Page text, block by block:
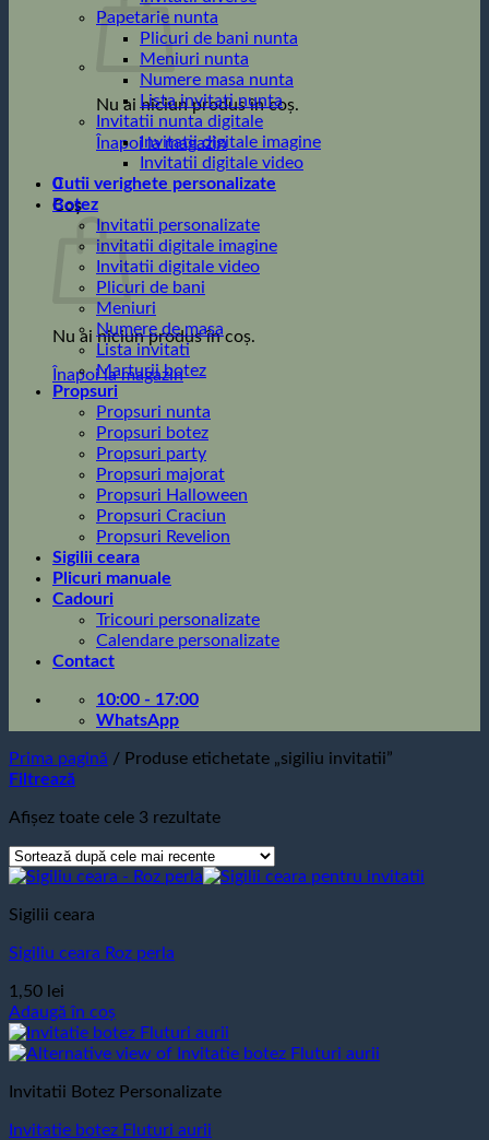
Nu ai niciun produs în coș.
Înapoi la magazin
0
Coș
Nu ai niciun produs în coș.
Înapoi la magazin
Papetarie nunta
Plicuri de bani nunta
Meniuri nunta
Numere masa nunta
Lista invitati nunta
Invitatii nunta digitale
Invitatii digitale imagine
Invitatii digitale video
Cutii verighete personalizate
Botez
Invitatii personalizate
invitatii digitale imagine
Invitatii digitale video
Plicuri de bani
Meniuri
Numere de masa
Lista invitati
Marturii botez
Propsuri
Propsuri nunta
Propsuri botez
Propsuri party
Propsuri majorat
Propsuri Halloween
Propsuri Craciun
Propsuri Revelion
Sigilii ceara
Plicuri manuale
Cadouri
Tricouri personalizate
Calendare personalizate
Contact
10:00 - 17:00
WhatsApp
Prima pagină / Produse etichetate „sigiliu invitatii”
Filtrează
Afișez toate cele 3 rezultateSortat
mai
Sigilii ceara
Sigiliu ceara Roz perla
1,50 lei
Adaugă în coș
Invitatii Botez Personalizate
Invitatie botez Fluturi aurii